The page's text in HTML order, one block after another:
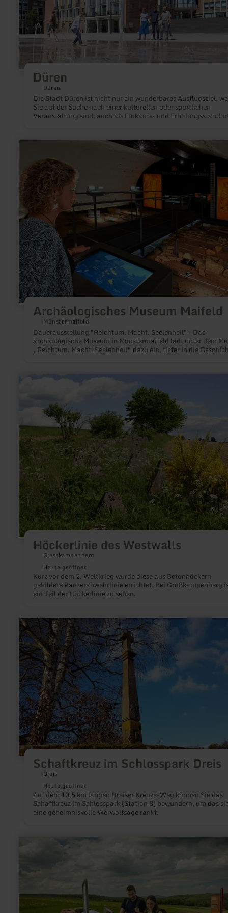
Düren
Düren
Die Stadt Düren ist nicht nur ein wunderbares Ausflugsziel,
Sie auf der Suche nach einer kulturellen oder sportlichen
Veranstaltung sind, auch als Einkaufs- und
Archäologisches Museum Maifeld
Münstermaifeld
Dauerausstellung "Reichtum. Macht. Seelenheil" - Das
archäologische Museum in Münstermaifeld lädt unter dem
„Reichtum. Macht. Seelenheil“ dazu ein, tiefer in die
Gewölbekeller der alten Propstei.
Archäologisches
Museum
Maifeld
Höckerlinie des Westwalls
Grosskampenberg
Heute geöffnet
Kurz vor dem 2. Weltkrieg wurde diese aus Betonhöckern
gebildete Panzerabwehrlinie errichtet. Bei Großkampenberg
ein Teil der Höckerlinie zu sehen.
Höckerlinie
Westwalls
Schaftkreuz im Schlosspark Dreis
Dreis
Heute geöffnet
Auf dem 10,5 km langen Dreiser Kreuze-Weg können Sie das
Schaftkreuz im Schlosspark (Station 8) bewundern, um das
eine geheimnisvolle Werwolfsage rankt.
mehr
erfahren
zu:
Schaftkreuz
im
Schlosspark
Dreis
erfahren
in
-
Römische